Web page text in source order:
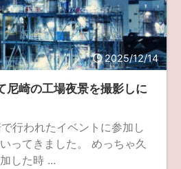
EOS Kiss X4 EOS R10
III hobby info iPad
LENS LUMIX G100
LUMIX S1 LUMIX S9
MX nikki Nikon
OM-3
2025/12/14
尼崎の工場夜景を撮影しに
行われたイベントに参加し
ってきました。 めっちゃ久
した時 ...